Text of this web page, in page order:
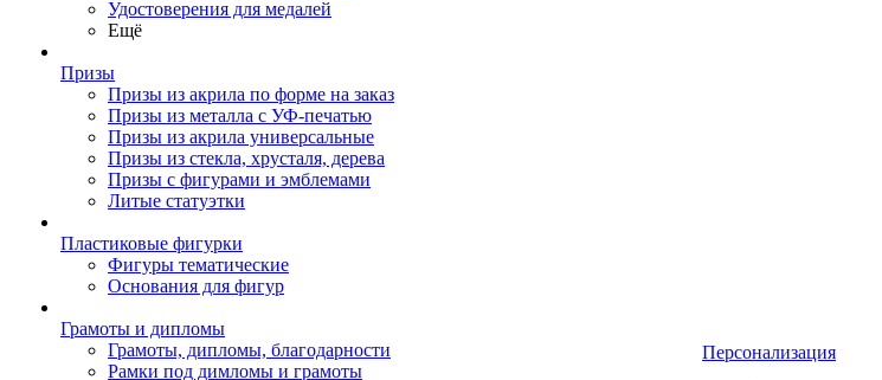
Удостоверения для медалей
Ещё
Призы
Призы из акрила по форме на заказ
Призы из металла с УФ-печатью
Призы из акрила универсальные
Призы из стекла, хрусталя, дерева
Призы с фигурами и эмблемами
Литые статуэтки
Пластиковые фигурки
Фигуры тематические
Основания для фигур
Грамоты и дипломы
Грамоты, дипломы, благодарности
Рамки под димломы и грамоты
Персонализация